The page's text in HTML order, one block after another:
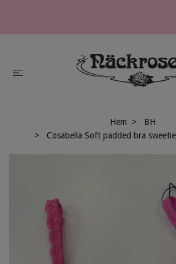
Hem
BH
Cosabella Soft padded bra